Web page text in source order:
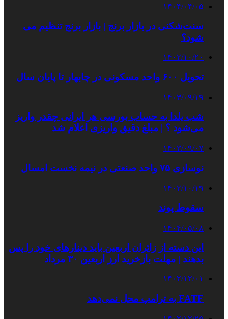
۱۴۰۴/۰۴/۰۵
سنت‌شکنی در بازار برنج | بازار برنج تنظیم می
شود؟
۱۴۰۲/۱۰/۲۰
تحویل ۶۰۰ واحد مسکونی در چابهار تا پایان سال
۱۴۰۳/۰۹/۱۹
شب یلدا به حساب بورسی هر ایرانی چقدر واریز
می‌شود ؟ | مبلغ دقیق واریزی اعلام شد
۱۴۰۳/۰۹/۰۷
نوسازی ۷۵ واحد صنعتی در نیمه نخست امسال
۱۴۰۲/۱۰/۱۹
سقوط پوند
۱۴۰۴/۰۵/۰۸
این دسته از زائران اربعین باید دینارهای خود را پس
بدهند | مهلت بازخرید ارز اربعین ۳۰ مرداد
۱۴۰۲/۱۲/۰۱
FATF به ترامپ محل نمی‌دهد